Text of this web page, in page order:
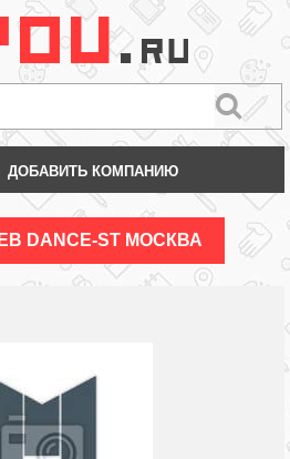
ДОБАВИТЬ КОМПАНИЮ
DANCE-ST МОСКВА